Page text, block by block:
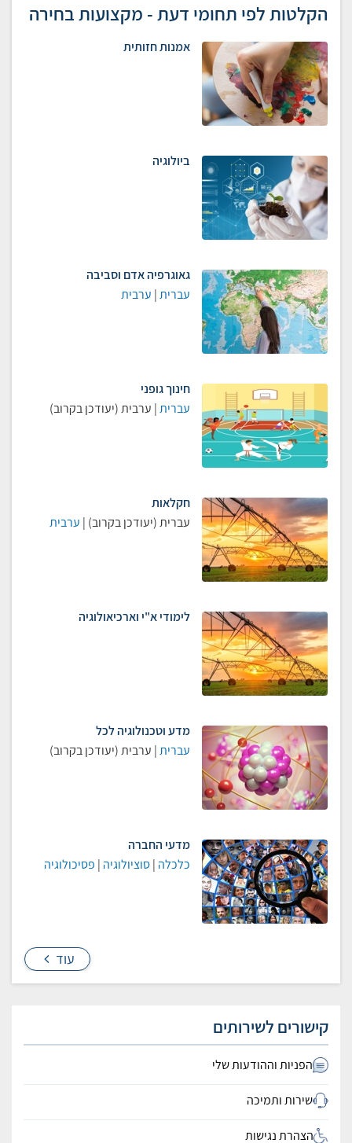
הקלטות לפי תחומי דעת - מקצועות בחירה
אמנות חזותית
ביולוגיה
גאוגרפיה אדם וסביבה
עברית| ערבית
חינוך גופני
עברית| ערבית (יעודכן בקרוב)
חקלאות
עברית (יעודכן בקרוב) | ערבית
לימודי א"י וארכיאולוגיה
מדע וטכנולוגיה לכל
עברית| ערבית (יעודכן בקרוב)
מדעי החברה
כלכלה |סוציולוגיה | פסיכולוגיה
עוד
קישורים לשירותים
הפניות וההודעות שלי
שירות ותמיכה
הצהרת נגישות